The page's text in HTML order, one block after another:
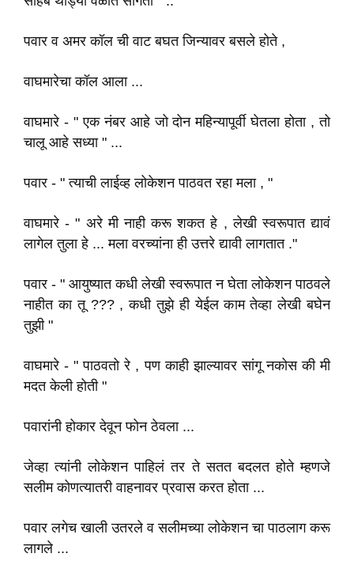
पवार व अमर कॉल ची वाट बघत जिन्यावर बसले होते ,
वाघमारेचा कॉल आला ...
वाघमारे - " एक नंबर आहे जो दोन महिन्यापूर्वी घेतला होता , तो
चालू आहे सध्या " ...
पवार - " त्याची लाईव्ह लोकेशन पाठवत रहा मला , "
वाघमारे - " अरे मी नाही करू शकत हे , लेखी स्वरूपात द्यावं
लागेल तुला हे ... मला वरच्यांना ही उत्तरे द्यावी लागतात ."
पवार - " आयुष्यात कधी लेखी स्वरूपात न घेता लोकेशन पाठवले
नाहीत का तू ??? , कधी तुझे ही येईल काम तेव्हा लेखी बघेन
तुझी "
वाघमारे - " पाठवतो रे , पण काही झाल्यावर सांगू नकोस की मी
मदत केली होती "
पवारांनी होकार देवून फोन ठेवला ...
जेव्हा त्यांनी लोकेशन पाहिलं तर ते सतत बदलत होते म्हणजे
सलीम कोणत्यातरी वाहनावर प्रवास करत होता ...
पवार लगेच खाली उतरले व सलीमच्या लोकेशन चा पाठलाग करू
लागले ...